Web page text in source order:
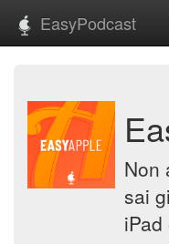
EasyPodcast
Non
sai